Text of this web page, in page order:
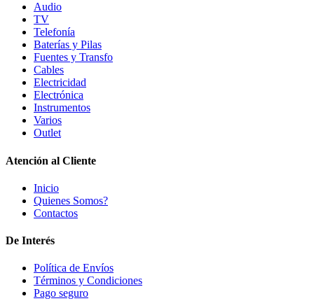
Audio
TV
Telefonía
Baterías y Pilas
Fuentes y Transfo
Cables
Electricidad
Electrónica
Instrumentos
Varios
Outlet
Atención al Cliente
Inicio
Quienes Somos?
Contactos
De Interés
Política de Envíos
Términos y Condiciones
Pago seguro